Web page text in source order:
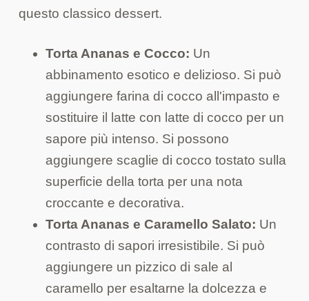
questo classico dessert.
Torta Ananas e Cocco: Un
abbinamento esotico e delizioso. Si può
aggiungere farina di cocco all'impasto e
sostituire il latte con latte di cocco per un
sapore più intenso. Si possono
aggiungere scaglie di cocco tostato sulla
superficie della torta per una nota
croccante e decorativa.
Torta Ananas e Caramello Salato: Un
contrasto di sapori irresistibile. Si può
aggiungere un pizzico di sale al
caramello per esaltarne la dolcezza e